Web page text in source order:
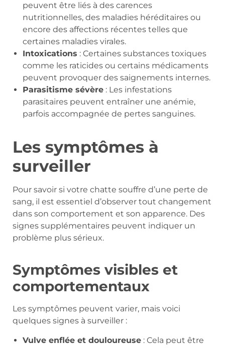
peuvent être liés à des carences
nutritionnelles, des maladies héréditaires ou
encore des affections récentes telles que
certaines maladies virales.
Intoxications : Certaines substances toxiques
comme les raticides ou certains médicaments
peuvent provoquer des saignements internes.
Parasitisme sévère : Les infestations
parasitaires peuvent entraîner une anémie,
parfois accompagnée de pertes sanguines.
Les symptômes à
surveiller
Pour savoir si votre chatte souffre d’une perte de
sang, il est essentiel d’observer tout changement
dans son comportement et son apparence. Des
signes supplémentaires peuvent indiquer un
problème plus sérieux.
Symptômes visibles et
comportementaux
Les symptômes peuvent varier, mais voici
quelques signes à surveiller :
Vulve enflée et douloureuse : Cela peut être